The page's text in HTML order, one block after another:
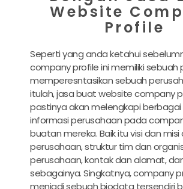
Website
Profile
Seperti yang anda ketahui
company profile ini memiliki sebuah
memperesntasikan sebuah
itulah,jasa buat website company
pastinya akan melengkapi
informasi perusahaan pada
buatan mereka. Baik itu visi dan misi
perusahaan, struktur tim dan
perusahaan, kontak dan alamat,
sebagainya. Singkatnya, company
menjadi sebuah biodata tersendiri